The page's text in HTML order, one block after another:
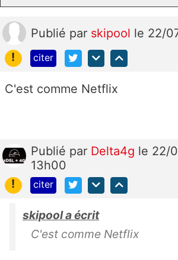
Publié par skipool le 22/
!
citer
C'est comme Netflix
Publié par Delta4g le 22/
13h00
!
citer
skipool a écrit
C'est comme Netflix